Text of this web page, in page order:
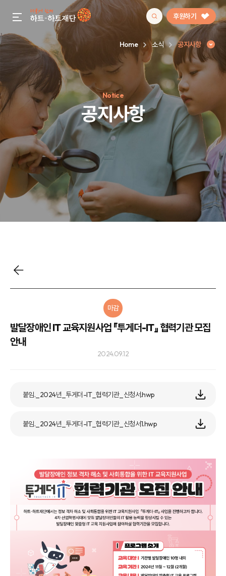
gnb menu open 후원하기
인기 키워드
#정기후원#하트플레이스#캠페인#팬덤후원
Home 소식 공지사항
Notice
공지사항
마감
발달장애인 IT 교육지원사업 『투게더-IT』 협력기관 모집
안내
2024.09.12
붙임._2024년_투게더-IT_협력기관_신청서.hwp
붙임._2024년_투게더-IT_협력기관_신청서1.hwp